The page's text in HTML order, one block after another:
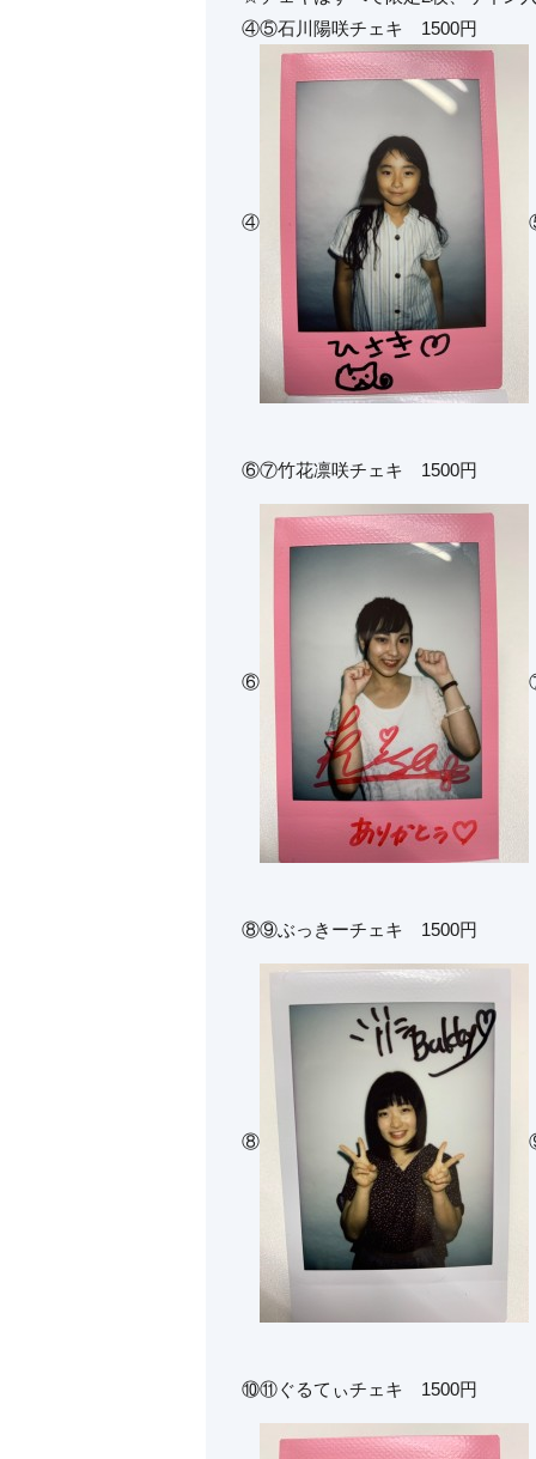
④⑤石川陽咲チェキ 1500円
④
⑥⑦竹花凛咲チェキ 1500円
⑥
⑧⑨ぶっきーチェキ 1500円
⑧
⑩⑪ぐるてぃチェキ 1500円